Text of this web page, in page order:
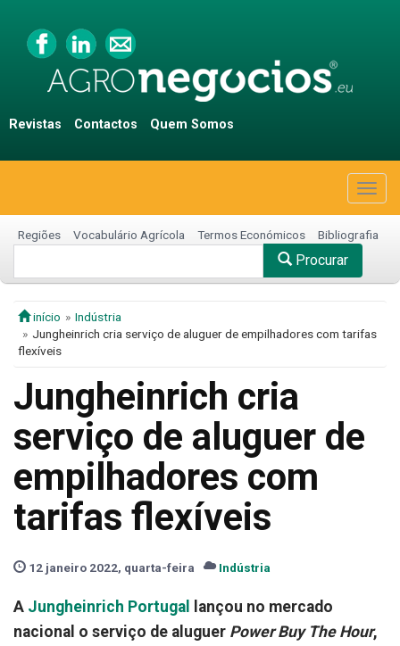
Revistas Contactos Quem Somos
Regiões Vocabulário Agrícola Termos Económicos Bibliografia
Procurar
início
Indústria
Jungheinrich cria serviço de aluguer de empilhadores com tarifas
flexíveis
Jungheinrich cria
serviço de aluguer de
empilhadores com
tarifas flexíveis
12 janeiro 2022, quarta-feira Indústria
A Jungheinrich Portugal
lançou no mercado
nacional o serviço de aluguer Power Buy The Hour,